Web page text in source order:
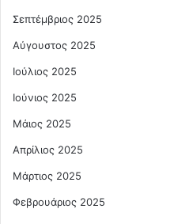
Σεπτέμβριος 2025
Αύγουστος 2025
Ιούλιος 2025
Ιούνιος 2025
Μάιος 2025
Απρίλιος 2025
Μάρτιος 2025
Φεβρουάριος 2025